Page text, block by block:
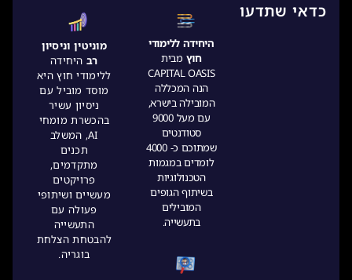
כדאי שתדעו
היחידה ללימודי
חוץ מבית
CAPITAL OASIS
הנה המכללה
המובילה בישרא,
עם מעל 9000
סטודנטים
שמתוכם כ- 4000
לומדים במגמות
הטכנולוגיות
בשיתוף הגופים
המובילים
בתעשייה.
מוניטין וניסיון
רב היחידה
ללימודי חוץ היא
מוסד מוביל עם
ניסיון עשיר
בהכשרת מומחי
AI, המשלב
תכנים
מתקדמים,
פרויקטים
מעשיים ושיתופי
פעולה עם
התעשייה
להבטחת הצלחת
בוגריה.